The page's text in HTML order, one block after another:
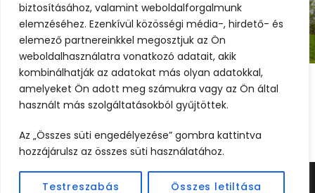
biztosításához, valamint weboldalforgalmunk
elemzéséhez. Ezenkívül közösségi média-, hirdető- és
elemező partnereinkkel megosztjuk az Ön
weboldalhasználatra vonatkozó adatait, akik
kombinálhatják az adatokat más olyan adatokkal,
amelyeket Ön adott meg számukra vagy az Ön által
használt más szolgáltatásokból gyűjtöttek.
Az „Összes süti engedélyezése” gombra kattintva
hozzájárulsz az összes süti használatához.
Testreszabás Összes letiltása
július 2, 2025 webcreative
1 2 3 4